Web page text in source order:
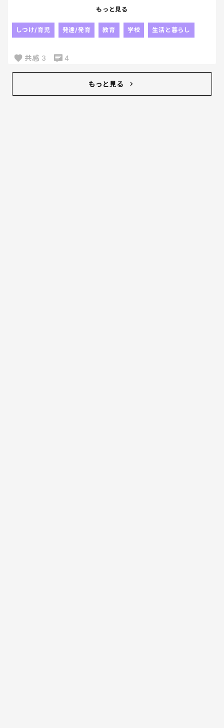
時間には間に合ってるのに、
集団登校が嫌なら嫌で良いって
行くって言ってたのは君よね？？？
こっちの身にもなれや。
何十回と同じ話をして、
もっと見る
しつけ/育児 発達/発育 教育 学校 生活と暮らし
共感 3 4
もっと見る